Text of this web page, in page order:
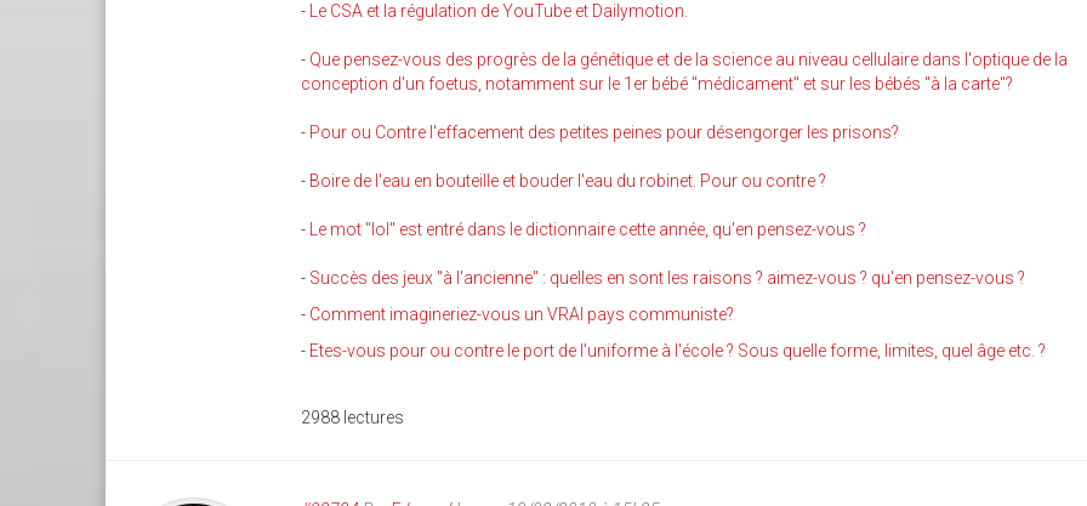
- Le CSA et la régulation de YouTube et Dailymotion.
- Que pensez-vous des progrès de la génétique et de la science au niveau cellulaire dans l'optique de la
conception d'un foetus, notamment sur le 1er bébé "médicament" et sur les bébés "à la carte"?
- Pour ou Contre l'effacement des petites peines pour désengorger les prisons?
- Boire de l'eau en bouteille et bouder l'eau du robinet. Pour ou contre ?
- Le mot "lol" est entré dans le dictionnaire cette année, qu'en pensez-vous ?
- Succès des jeux "à l'ancienne" : quelles en sont les raisons ? aimez-vous ? qu'en pensez-vous ?
- Comment imagineriez-vous un VRAI pays communiste?
- Etes-vous pour ou contre le port de l'uniforme à l'école ? Sous quelle forme, limites, quel âge etc. ?
2988 lectures